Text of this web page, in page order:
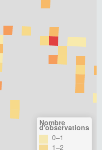
Nombre
d'observations
0–1
1–2